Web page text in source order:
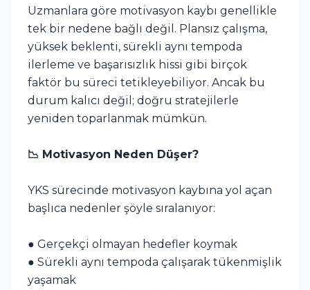
Uzmanlara göre motivasyon kaybı genellikle
tek bir nedene bağlı değil. Plansız çalışma,
yüksek beklenti, sürekli aynı tempoda
ilerleme ve başarısızlık hissi gibi birçok
faktör bu süreci tetikleyebiliyor. Ancak bu
durum kalıcı değil; doğru stratejilerle
yeniden toparlanmak mümkün.
📉 Motivasyon Neden Düşer?
YKS sürecinde motivasyon kaybına yol açan
başlıca nedenler şöyle sıralanıyor:
● Gerçekçi olmayan hedefler koymak
● Sürekli aynı tempoda çalışarak tükenmişlik
yaşamak